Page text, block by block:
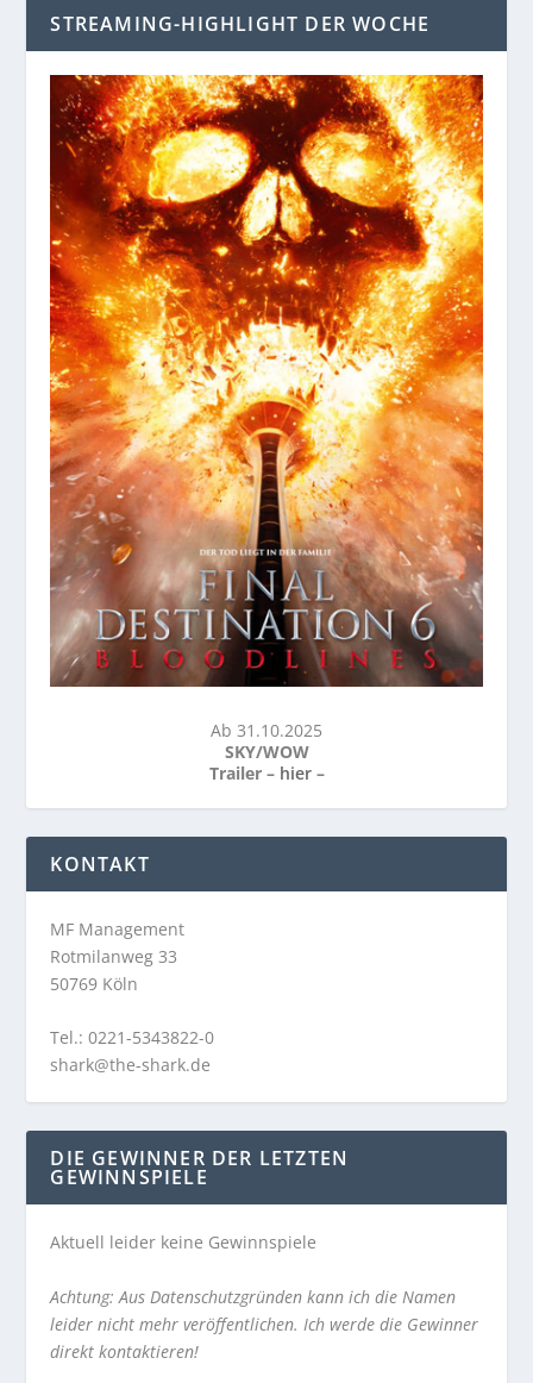
STREAMING-HIGHLIGHT DER WOCHE
Ab 31.10.2025
SKY/WOW
Trailer – hier –
KONTAKT
MF Management
Rotmilanweg 33
50769 Köln
Tel.: 0221-5343822-0
shark@the-shark.de
DIE GEWINNER DER LETZTEN
GEWINNSPIELE
Aktuell leider keine Gewinnspiele
Achtung: Aus Datenschutzgründen kann ich die Namen
leider nicht mehr veröffentlichen. Ich werde die Gewinner
direkt kontaktieren!